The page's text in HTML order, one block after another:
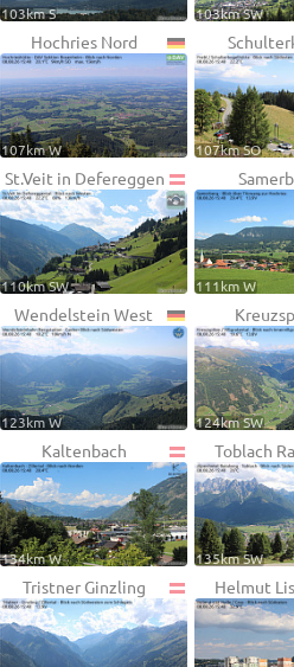
103km S 103km SW
Hochries Nord
107km W 107km SO
St.Veit in Defereggen
110km SW 111km W
Wendelstein West
123km W 124km SW
Kaltenbach
134km W
Toblach
135km SW
Tristner Ginzling Helmut